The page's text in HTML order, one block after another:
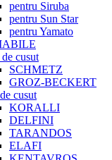
pentru Siruba
pentru Sun Star
pentru Yamato
cusut
SCHMETZ
GROZ-BECKERT
cusut
KORALLI
DELFINI
TARANDOS
ELAFI